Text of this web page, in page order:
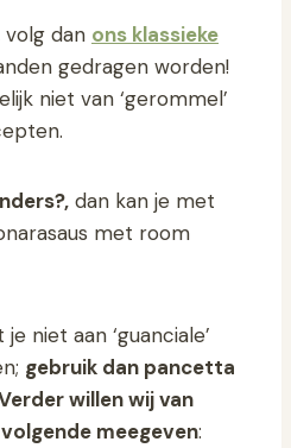
volg dan ons klassieke
gedragen worden!
niet van ‘gerommel’
dan kan je met
met room
niet aan ‘guanciale’
gebruik dan pancetta
willen wij van
meegeven: